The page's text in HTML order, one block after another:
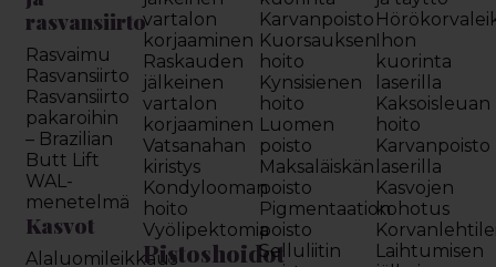
rasvansiirto
Rasvaimu
Rasvansiirto
Rasvansiirto
pakaroihin
– Brazilian
Butt Lift
WAL-
menetelmä
Kasvot
Alaluomileikkaus
vartalon
korjaaminen
Raskauden
jälkeinen
vartalon
korjaaminen
Vatsanahan
kiristys
Kondylooman
hoito
Vyölipektomia
Pistoshoidot
Karvanpoisto
Kuorsauksen
hoito
Kynsisienen
hoito
Luomen
poisto
Maksaläiskän
poisto
Pigmentaation
poisto
Selluliitin
Ihon
kuorinta
laserilla
Kaksoisleuan
hoito
Karvanpoisto
laserilla
Kasvojen
kohotus
Laihtumisen